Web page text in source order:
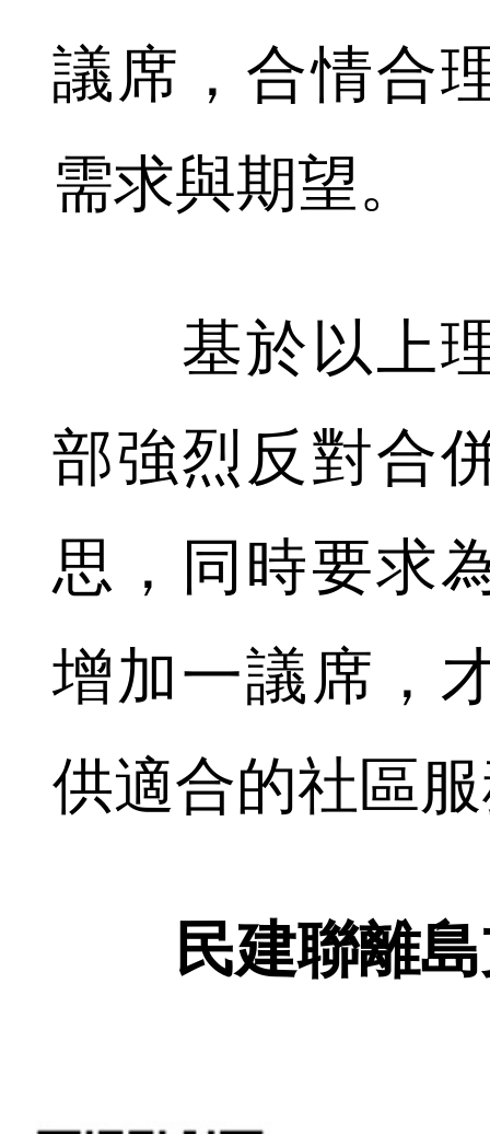
議席，合情合
需求與期望。
基於以上理
部強烈反對合
思，同時要求
增加一議席，
供適合的社區
民建聯離島